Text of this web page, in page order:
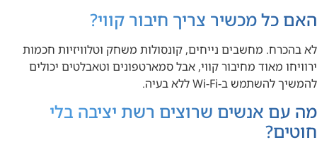
האם כל מכשיר צריך חיבור קווי?
לא בהכרח. מחשבים נייחים, קונסולות משחק וטלוויזיות חכמות
ירוויחו מאוד מחיבור קווי, אבל סמארטפונים וטאבלטים יכולים
להמשיך להשתמש ב-Wi-Fi ללא בעיה.
מה עם אנשים שרוצים רשת יציבה בלי
חוטים?